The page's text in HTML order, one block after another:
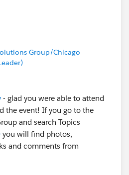
Group/Chicago
- glad you were able to attend
the event! If you go to the
and search Topics
you will find photos,
and comments from